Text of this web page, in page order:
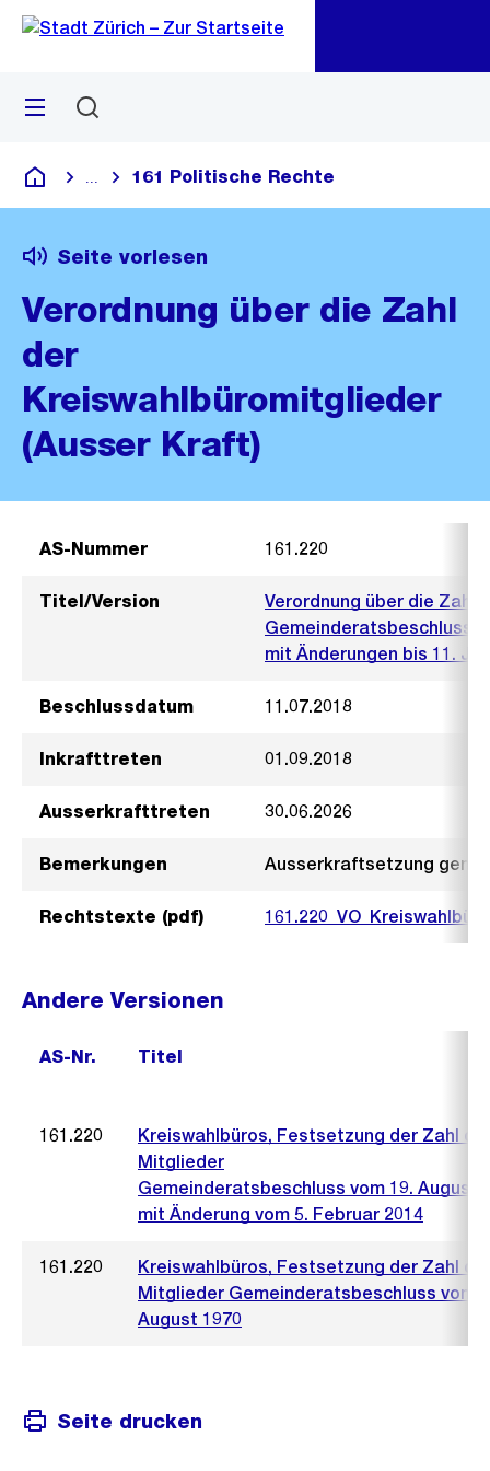
Navigation
Sprunglink
Menü
Deutsch
Blende alle Breadcrumbs ein
161 Politische Rechte
Seite vorlesen
Verordnung über die Zahl
der
Kreiswahlbüromitglieder
(Ausser Kraft)
AS-Nummer 161.220
Titel/Version
Verordnung über die Zahl
Gemeinderatsbeschluss
mit Änderungen bis 11.
Beschlussdatum 11.07.2018
Inkrafttreten 01.09.2018
Ausserkrafttreten 30.06.2026
Bemerkungen Ausserkraftsetzung
Rechtstexte (pdf)
Andere Versionen
AS-Nr. Titel
161.220
Kreiswahlbüros, Festsetzung der Zahl
Mitglieder
Gemeinderatsbeschluss vom 19. August
mit Änderung vom 5. Februar 2014
161.220
Kreiswahlbüros, Festsetzung der Zahl
Mitglieder Gemeinderatsbeschluss vom
August 1970
Seite drucken